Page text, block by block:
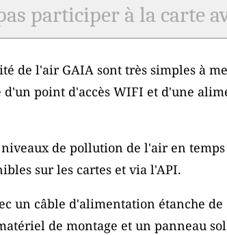
participer à la carte
de l'air GAIA sont très simples à
d'un point d'accès WIFI et d'une
de pollution de l'air en
sur les cartes et via l'API.
un câble d'alimentation étanche de
de montage et un panneau